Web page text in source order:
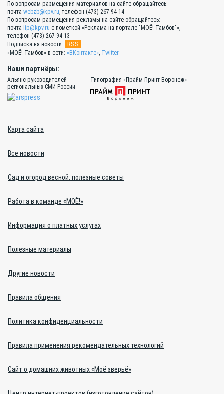
По вопросам размещения материалов на сайте обращайтесь:
почта webzb@kpv.ru, телефон (473) 267-94-14
По вопросам размещения рекламы на сайте обращайтесь:
почта lip@kpv.ru с пометкой «Реклама на портале "МОЁ! Тамбов"»,
телефон (473) 267-94-13
Подписка на новости:
RSS
«МОЁ! Тамбов» в сети: «ВКонтакте», Twitter
Наши партнёры:
Альянс руководителей
региональных СМИ России
Типография «Прайм Принт Воронеж»
Карта сайта
Все новости
Сад и огород весной: полезные советы
Работа в команде «МОЁ!»
Информация о платных услугах
Полезные материалы
Другие новости
Правила общения
Политика конфиденциальности
Правила применения рекомендательных технологий
Сайт о домашних животных «Моё зверьё»